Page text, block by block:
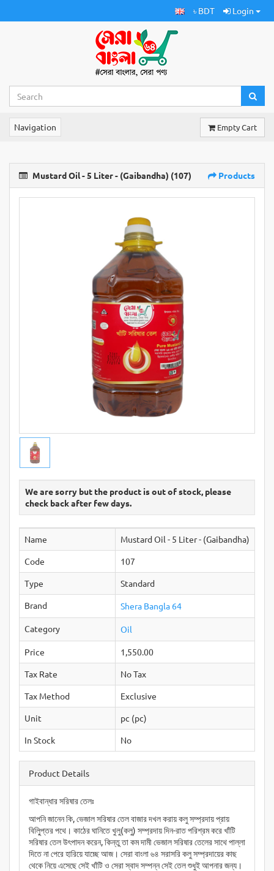
৳ BDT Login
Navigation Empty Cart
Mustard Oil - 5 Liter - (Gaibandha) (107) Products
We are sorry but the product is out of stock, please
check back after few days.
Name
Mustard Oil - 5 Liter - (Gaibandha)
Code
107
Type
Standard
Brand
Shera Bangla 64
Category Oil
Price
1,550.00
Tax Rate
No Tax
Tax Method
Exclusive
Unit
pc (pc)
In Stock
No
Product Details
গাইবান্ধার সরিষার তেলঃ
আপনি জানেন কি, ভেজাল সরিষার তেল বাজার দখল করায় কলু সম্প্রদায় প্রায়
বিলু্িপ্তর পথে। কাঠের ঘানিতে খুলু(কলু) সম্প্রদায় দিন-রাত পরিশ্রম করে খাঁটি
সরিষার তেল উৎপাদন করেন, কিন্তু তা কম দামী ভেজাল সরিষার তেলের সাথে পাল্লা
দিতে না পেরে হারিয়ে যাচ্ছে আজ। সেরা বাংলা ৬৪ সরাসরি কলু সম্প্রদায়ের কাছ
থেকে নিয়ে এসেছে সেই খাঁটি ও সেরা স্বাদ সম্পন্ন সেই তেল শুধুই আপনার জন্য।